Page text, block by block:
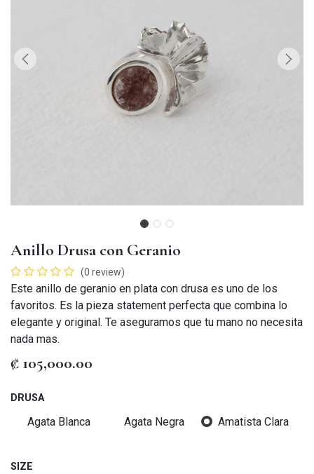
Anillo Drusa con Geranio
(0 review)
Este anillo de geranio en plata con drusa es uno de los
favoritos. Es la pieza statement perfecta que combina lo
elegante y original. Te aseguramos que tu mano no necesita
nada mas.
₡ 105,000.00
DRUSA
Agata Blanca Agata Negra Amatista Clara
SIZE